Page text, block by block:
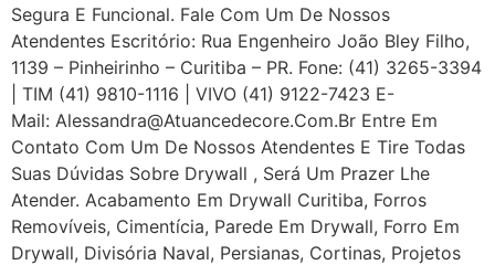
Segura E Funcional. Fale Com Um De Nossos
Atendentes Escritório: Rua Engenheiro João Bley Filho,
1139 – Pinheirinho – Curitiba – PR. Fone: (41) 3265-3394
| TIM (41) 9810-1116 | VIVO (41) 9122-7423 E-
Mail: Alessandra@atuancedecore.com.br Entre Em
Contato Com Um De Nossos Atendentes E Tire Todas
Suas Dúvidas Sobre Drywall ‎, Será Um Prazer Lhe
Atender. Acabamento Em Drywall Curitiba, Forros
Removíveis, Cimentícia, Parede Em Drywall, Forro Em
Drywall, Divisória Naval, Persianas, Cortinas, Projetos